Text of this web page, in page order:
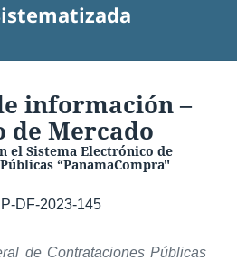
información –
de Mercado
el Sistema Electrónico de
“PanamaCompra"
DF-2023-145
de Contrataciones Públicas